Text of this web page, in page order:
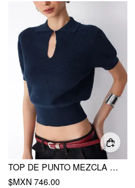
TOP DE PUNTO MEZCLA ALGODÓN CUELLO POLO MANGA CORTA CUT OUT
$MXN 746.00